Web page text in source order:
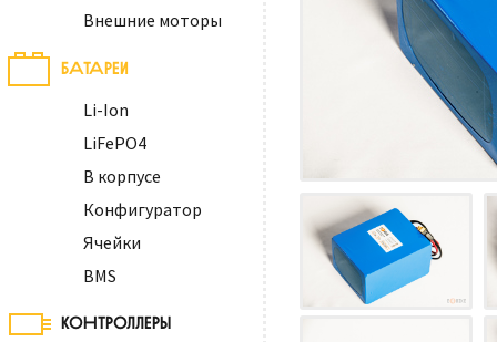
Внешние моторы
БАТАРЕИ
Li-Ion
LiFePO4
В корпусе
Конфигуратор
Ячейки
BMS
КОНТРОЛЛЕРЫ